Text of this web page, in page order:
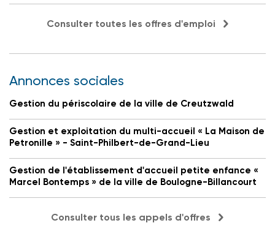
Consulter toutes les offres d'emploi
Annonces sociales
Gestion du périscolaire de la ville de Creutzwald
Gestion et exploitation du multi-accueil « La Maison de
Petronille » - Saint-Philbert-de-Grand-Lieu
Gestion de l'établissement d'accueil petite enfance «
Marcel Bontemps » de la ville de Boulogne-Billancourt
Consulter tous les appels d'offres